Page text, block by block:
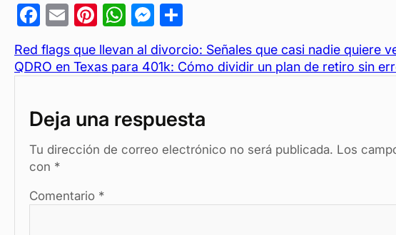
F
a
c
e
b
o
o
k
E
ail
Pi
nt
er
es
W
at
s
p
p
M
es
se
n
er
o
m
p
ar
tir
Red flags que llevan al divorcio: Señales que casi nadie quiere
QDRO en Texas para 401k: Cómo dividir un plan de retiro sin
Deja una respuesta
Tu dirección de correo electrónico no será publicada. Los
con *
Comentario *